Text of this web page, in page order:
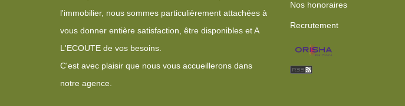
l'immobilier, nous sommes particulièrement attachées à
vous donner entière satisfaction, être disponibles et A
L'ECOUTE de vos besoins.
C'est avec plaisir que nous vous accueillerons dans
notre agence.
Nos honoraires
Recrutement